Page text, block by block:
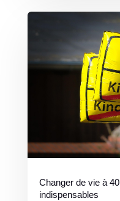
Changer de vie à
indispensables